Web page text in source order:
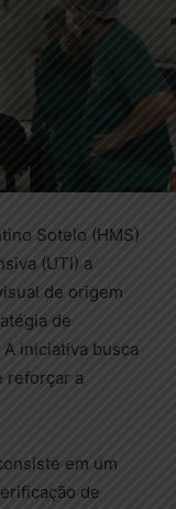
Sotelo (HMS)
(UTI) a
de origem
de
iniciativa busca
reforçar a
em um
de